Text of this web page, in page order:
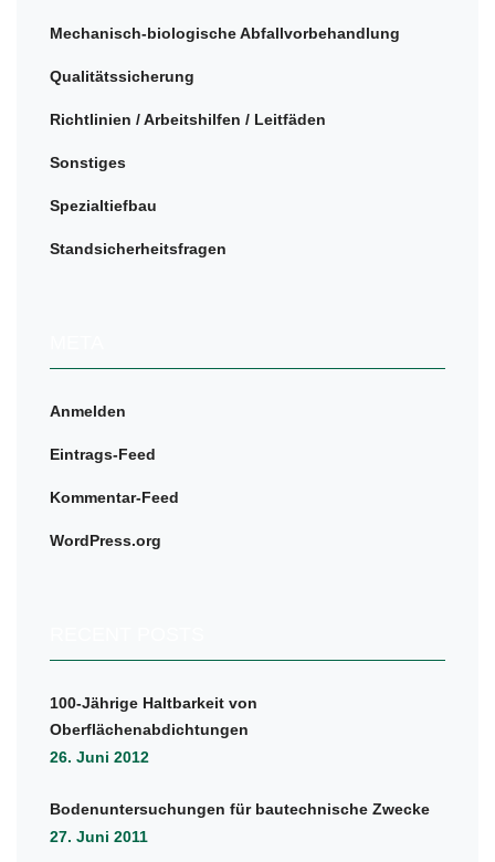
Mechanisch-biologische Abfallvorbehandlung
Qualitätssicherung
Richtlinien / Arbeitshilfen / Leitfäden
Sonstiges
Spezialtiefbau
Standsicherheitsfragen
Anmelden
Eintrags-Feed
Kommentar-Feed
WordPress.org
100-Jährige Haltbarkeit von
Oberflächenabdichtungen
26. Juni 2012
Bodenuntersuchungen für bautechnische Zwecke
27. Juni 2011